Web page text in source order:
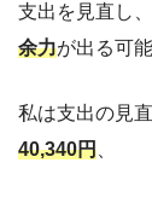
支出を見直し
余力が出る可
私は支出の見
40,340円